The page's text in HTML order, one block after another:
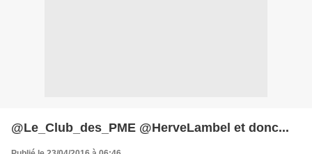
@Le_Club_des_PME @HerveLambel et donc...